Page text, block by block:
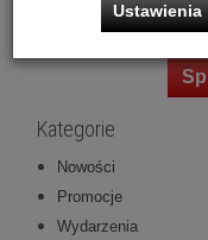
Kategorie
Nowości
Promocje
Wydarzenia
Ustawienia